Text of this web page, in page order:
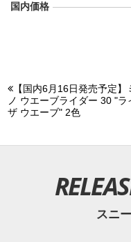
国内価格
【国内6月16日発売予定】
ノ ウエーブライダー 30 "ラ
ザ ウエーブ" 2色
スニ